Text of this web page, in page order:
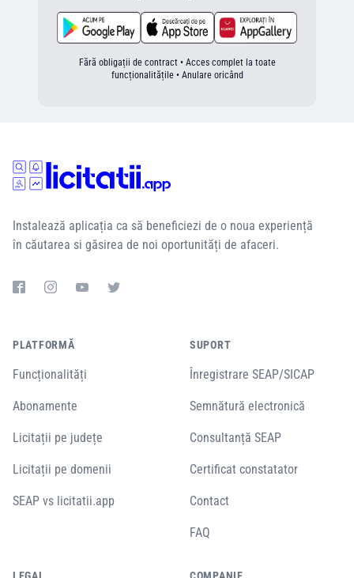
Fără obligații de contract • Acces complet la toate
funcționalitățile • Anulare oricând
Instalează aplicația ca să beneficiezi de o noua experiență
în căutarea si găsirea de noi oportunități de afaceri.
PLATFORMĂ
Funcționalități
Abonamente
Licitații pe județe
Licitații pe domenii
SEAP vs licitatii.app
SUPORT
Înregistrare SEAP/SICAP
Semnătură electronică
Consultanță SEAP
Certificat constatator
Contact
FAQ